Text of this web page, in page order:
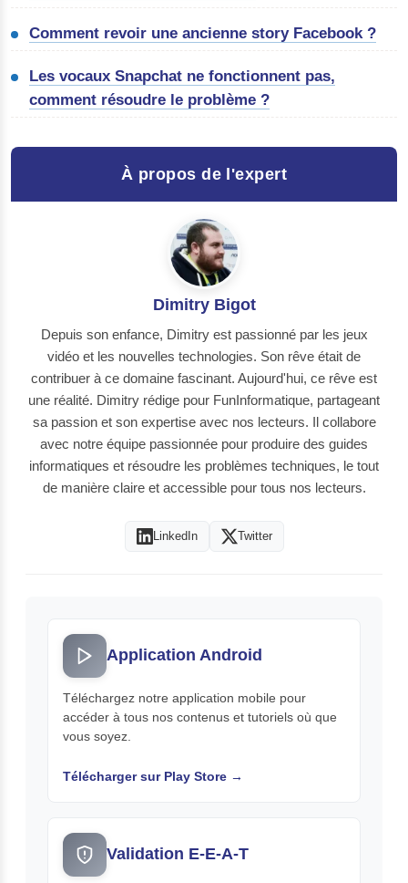
Comment revoir une ancienne story Facebook ?
Les vocaux Snapchat ne fonctionnent pas,
comment résoudre le problème ?
À propos de l'expert
Dimitry Bigot
Depuis son enfance, Dimitry est passionné par les jeux
vidéo et les nouvelles technologies. Son rêve était de
contribuer à ce domaine fascinant. Aujourd'hui, ce rêve est
une réalité. Dimitry rédige pour FunInformatique, partageant
sa passion et son expertise avec nos lecteurs. Il collabore
avec notre équipe passionnée pour produire des guides
informatiques et résoudre les problèmes techniques, le tout
de manière claire et accessible pour tous nos lecteurs.
LinkedIn Twitter
Application Android
Téléchargez notre application mobile pour
accéder à tous nos contenus et tutoriels où que
vous soyez.
Télécharger sur Play Store →
Validation E-E-A-T